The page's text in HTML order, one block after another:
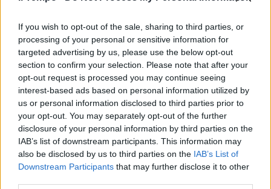
If you wish to opt-out of the sale, sharing to third parties, or
processing of your personal or sensitive information for
targeted advertising by us, please use the below opt-out
section to confirm your selection. Please note that after your
opt-out request is processed you may continue seeing
interest-based ads based on personal information utilized by
us or personal information disclosed to third parties prior to
your opt-out. You may separately opt-out of the further
disclosure of your personal information by third parties on the
IAB’s list of downstream participants. This information may
also be disclosed by us to third parties on the IAB’s List of
Downstream Participants that may further disclose it to other
OROSCOPO
Ariete fortunato, soldi in arrivo
per l'Acquario
05/04/2021
CHE DICONO LE STELLE
Settimana d'oro per Gemelli,
Leone e Ariete. Ecco l'oroscopo
di Ada Alberti